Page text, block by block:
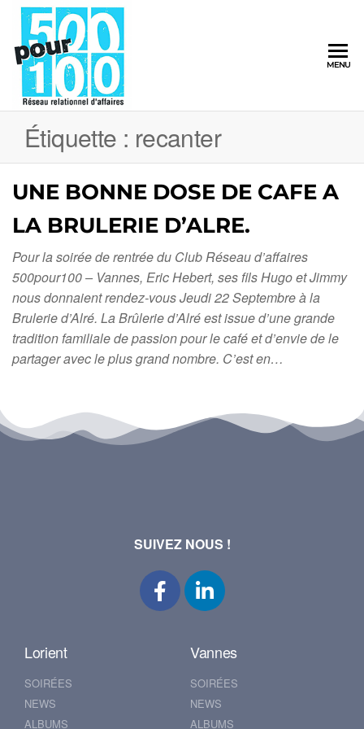
MENU
Étiquette : recanter
UNE BONNE DOSE DE CAFE A
LA BRULERIE D’ALRE.
Pour la soirée de rentrée du Club Réseau d’affaires
500pour100 – Vannes, Eric Hebert, ses fils Hugo et Jimmy
nous donnaient rendez-vous Jeudi 22 Septembre à la
Brulerie d’Alré. La Brûlerie d’Alré est issue d’une grande
tradition familiale de passion pour le café et d’envie de le
partager avec le plus grand nombre. C’est en…
SUIVEZ NOUS !
Lorient
SOIRÉES
NEWS
ALBUMS
Vannes
SOIRÉES
NEWS
ALBUMS